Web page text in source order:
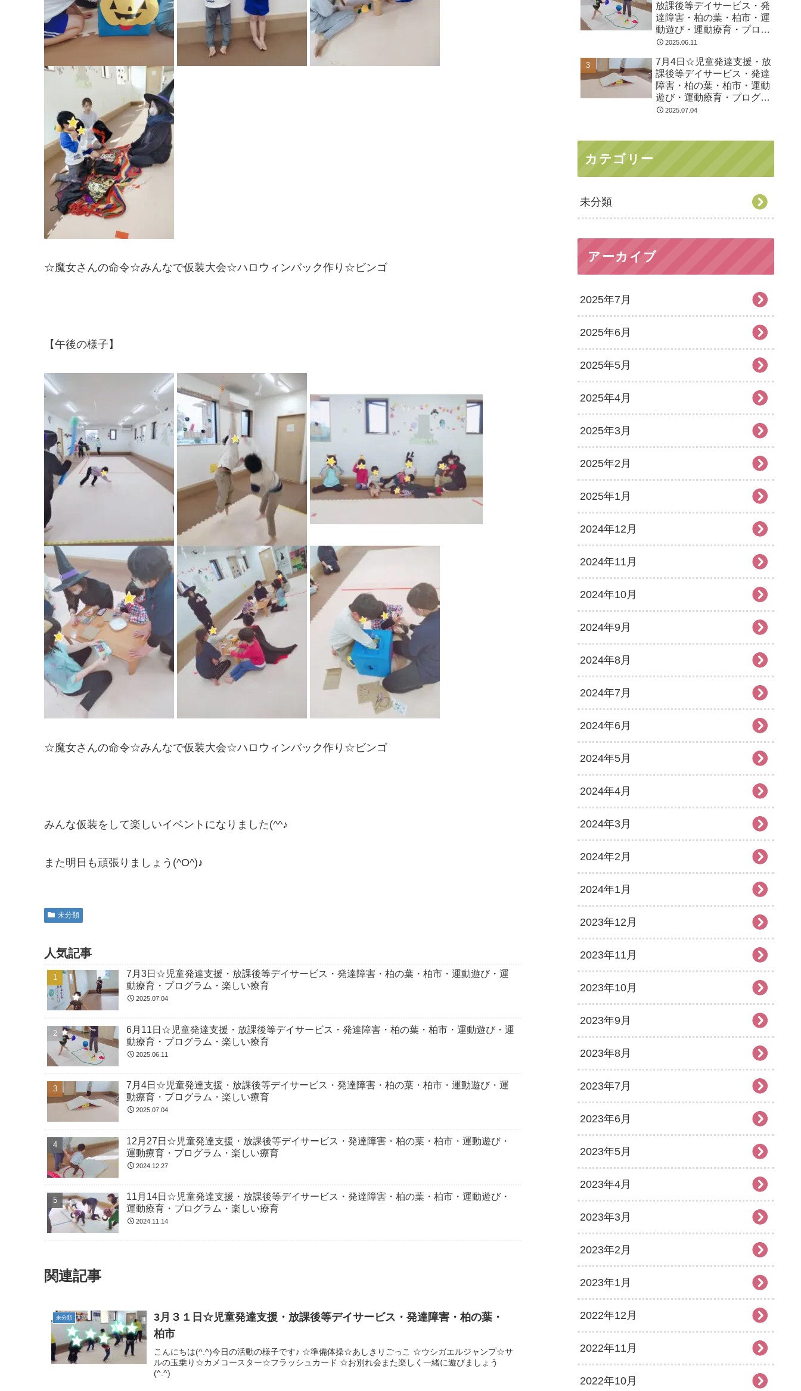
☆魔女さんの命令☆みんなで仮装大会☆ハロウィンバック作り☆ビンゴ
【午後の様子】
☆魔女さんの命令☆みんなで仮装大会☆ハロウィンバック作り☆ビンゴ
みんな仮装をして楽しいイベントになりました(^^♪
また明日も頑張りましょう(^O^)♪
未分類
人気記事
7月3日☆児童発達支援・放課後等デイサービス・発達障害・柏の葉・柏市・運動遊び・運
動療育・プログラム・楽しい療育
2025.07.04
6月11日☆児童発達支援・放課後等デイサービス・発達障害・柏の葉・柏市・運動遊び・運
動療育・プログラム・楽しい療育
2025.06.11
7月4日☆児童発達支援・放課後等デイサービス・発達障害・柏の葉・柏市・運動遊び・運
動療育・プログラム・楽しい療育
2025.07.04
12月27日☆児童発達支援・放課後等デイサービス・発達障害・柏の葉・柏市・運動遊び・
運動療育・プログラム・楽しい療育
2024.12.27
11月14日☆児童発達支援・放課後等デイサービス・発達障害・柏の葉・柏市・運動遊び・
運動療育・プログラム・楽しい療育
2024.11.14
関連記事
未分類
3月３１日☆児童発達支援・放課後等デイサービス・発達障害・柏の葉・
柏市
こんにちは(^.^)今日の活動の様子です♪ ☆準備体操☆あしきりごっこ ☆ウシガエルジャンプ☆サ
ルの玉乗り☆カメコースター☆フラッシュカード ☆お別れ会また楽しく一緒に遊びましょう
(^.^)
放課後等デイサービス・発
達障害・柏の葉・柏市・運
動遊び・運動療育・プログ
ラム・楽しい療育
2025.06.11
7月4日☆児童発達支援・放
課後等デイサービス・発達
障害・柏の葉・柏市・運動
遊び・運動療育・プログラ
ム・楽しい療育
2025.07.04
カテゴリー
未分類
アーカイブ
2025年7月
2025年6月
2025年5月
2025年4月
2025年3月
2025年2月
2025年1月
2024年12月
2024年11月
2024年10月
2024年9月
2024年8月
2024年7月
2024年6月
2024年5月
2024年4月
2024年3月
2024年2月
2024年1月
2023年12月
2023年11月
2023年10月
2023年9月
2023年8月
2023年7月
2023年6月
2023年5月
2023年4月
2023年3月
2023年2月
2023年1月
2022年12月
2022年11月
2022年10月